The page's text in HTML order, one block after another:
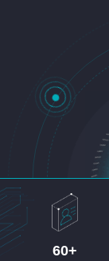
60+